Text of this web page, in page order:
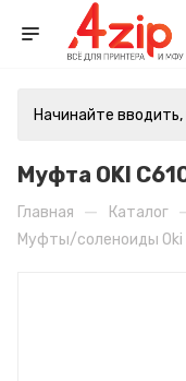
Муфта OKI
Главная — Каталог
Муфты/соленоиды Oki